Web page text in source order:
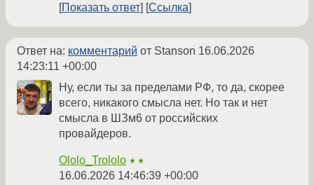
Показать ответ
Ссылка
Ответ на: комментарий от Stanson 16.06.2026
14:23:11 +00:00
Ну, если ты за пределами РФ, то да, скорее
всего, никакого смысла нет. Но так и нет
смысла в ШЗм6 от российских
провайдеров.
Ololo_Trololo ★★
16.06.2026 14:46:39 +00:00